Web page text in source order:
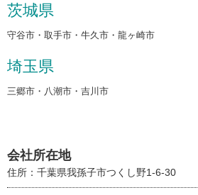
茨城県
守谷市・取手市・牛久市・龍ヶ崎市
埼玉県
三郷市・八潮市・吉川市
会社所在地
住所：千葉県我孫子市つくし野1-6-30